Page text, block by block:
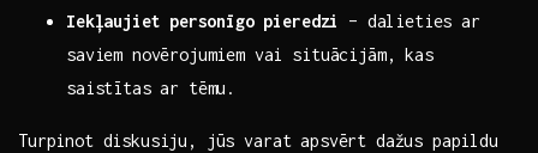
Iekļaujiet⁢ personīgo pieredzi
– dalieties ar
saviem novērojumiem vai situācijām, kas
saistītas ar tēmu.
Turpinot diskusiju, jūs varat apsvērt dažus papildu